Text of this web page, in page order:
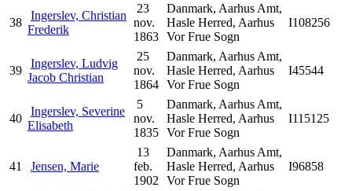
38
Ingerslev, Christian
Frederik
23
nov.
1863
Danmark, Aarhus Amt,
Hasle Herred, Aarhus
Vor Frue Sogn
I108256
39
Ingerslev, Ludvig
Jacob Christian
25
nov.
1864
Danmark, Aarhus Amt,
Hasle Herred, Aarhus
Vor Frue Sogn
I45544
40
Ingerslev, Severine
Elisabeth
5
nov.
1835
Danmark, Aarhus Amt,
Hasle Herred, Aarhus
Vor Frue Sogn
I115125
41 Jensen, Marie
13
feb.
1902
Danmark, Aarhus Amt,
Hasle Herred, Aarhus
Vor Frue Sogn
I96858